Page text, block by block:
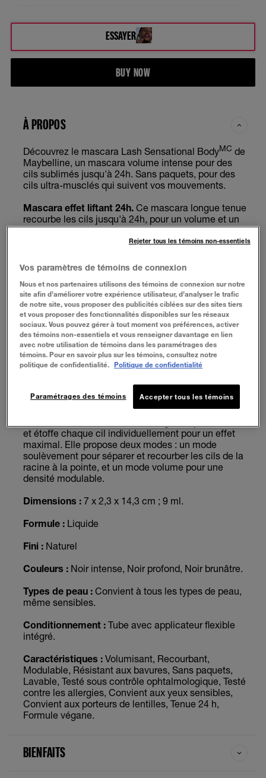
ESSAYER
BUY NOW
À PROPOS
Découvrez le mascara Lash Sensational BodyMC de
Maybelline, un mascara volume intense pour des
cils sublimés jusqu'à 24h. Sans paquets, pour des
cils ultra-musclés qui suivent vos mouvements.
Mascara effet liftant 24h. Ce mascara longue tenue
recourbe les cils jusqu'à 24h, pour un volume et un
volume impeccable jour et nuit. De plus, si vous
recherchez un mascara sans bavure, Lash
paquets, à la transpiration et ne s'effrite pas.
Mascara volumisant.Lash Sensational Body est un
mascara volume intense qui offre un volume et un
effet liftant exceptionnels, longue tenue.
Formule soyeuse et modulable.Sa texture légère
glisse facilement sur les cils pour un volume
modulable en toute légèreté. Superposez les
couches pour un maquillage parfait en toutes
Brosse Courbée Innovante.Notre brosse à
et étoffe chaque cil individuellement pour un effet
maximal. Elle propose deux modes : un mode
soulèvement pour séparer et recourber les cils de la
racine à la pointe, et un mode volume pour une
densité modulable.
Dimensions : 7 x 2,3 x 14,3 cm ; 9 ml.
Formule : Liquide
Fini : Naturel
Couleurs : Noir intense, Noir profond, Noir brunâtre.
Types de peau : Convient à tous les types de peau,
même sensibles.
Conditionnement : Tube avec applicateur flexible
intégré.
Caractéristiques : Volumisant, Recourbant,
Modulable, Résistant aux bavures, Sans paquets,
Lavable, Testé sous contrôle ophtalmologique, Testé
contre les allergies, Convient aux yeux sensibles,
Convient aux porteurs de lentilles, Tenue 24 h,
Formule végane.
BIENFAITS
Vos paramètres de témoins de connexion
Nous et nos partenaires utilisons des témoins de connexion sur notre
site afin d’améliorer votre expérience utilisateur, d’analyser le trafic
de notre site, vous proposer des publicités ciblées sur des sites tiers
et vous proposer des fonctionnalités disponibles sur les réseaux
sociaux. Vous pouvez gérer à tout moment vos préférences, activer
des témoins non-essentiels et vous renseigner davantage en lien
avec notre utilisation de témoins dans les paramétrages des
témoins. Pour en savoir plus sur les témoins, consultez notre
politique de confidentialité.
Politique de confidentialité
Accepter tous les témoins
Paramétrages des témoins
Rejeter tous les témoins non-essentiels